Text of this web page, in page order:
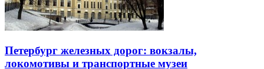
Петербург железных дорог: вокзалы,
локомотивы и транспортные музеи